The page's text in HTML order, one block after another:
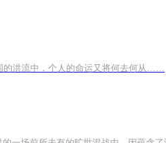
的洪流中，个人的命运又将何去何从……